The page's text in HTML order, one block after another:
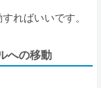
ればいいです。
への移動